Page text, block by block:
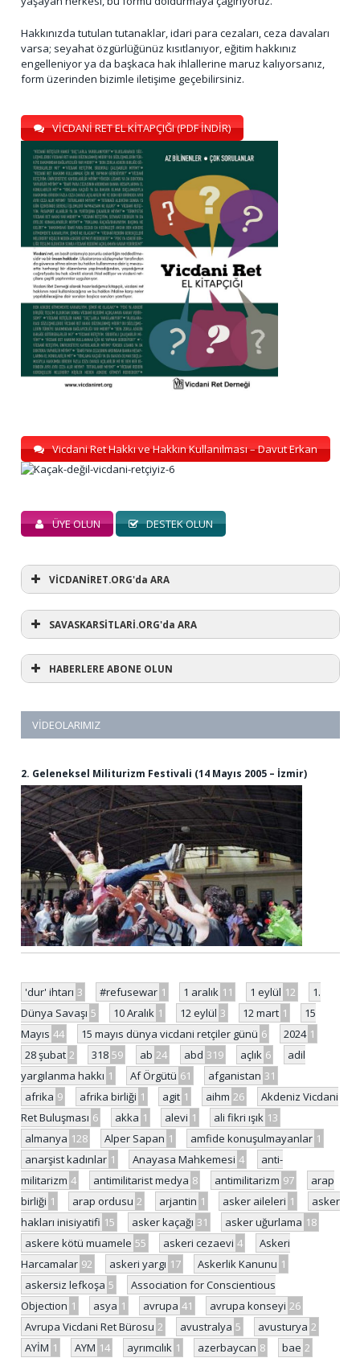
Hakkınızda tutulan tutanaklar, idari para cezaları, ceza davaları
varsa; seyahat özgürlüğünüz kısıtlanıyor, eğitim hakkınız
engelleniyor ya da başkaca hak ihlallerine maruz kalıyorsanız,
form üzerinden bizimle iletişime geçebilirsiniz.
VİCDANİ RET EL KİTAPÇIĞI (PDF İNDİR)
Vicdani Ret Hakkı ve Hakkın Kullanılması – Davut Erkan
ÜYE OLUN DESTEK OLUN
VİCDANİRET.ORG'da ARA
SAVASKARSİTLARİ.ORG'da ARA
HABERLERE ABONE OLUN
VIDEOLARIMIZ
2. Geleneksel Militurizm Festivali (14 Mayıs 2005 – İzmir)
'dur' ihtarı 3 #refusewar 1 1 aralık 11 1 eylül 12
1.
Dünya Savaşı 5 10 Aralık 1 12 eylül 3 12 mart 1
15
Mayıs 44 15 mayıs dünya vicdani retçiler günü 6 2024 1
28 şubat 2 318 59 ab 24 abd 319 açlık 6
adil
yargılanma hakkı 1 Af Örgütü 61 afganistan 31
afrika 9 afrika birliği 1 agit 1 aihm 26
Akdeniz Vicdani
Ret Buluşması 6 akka 1 alevi 1 ali fikri ışık 13
almanya 128 Alper Sapan 1 amfide konuşulmayanlar 1
anarşist kadınlar 1 Anayasa Mahkemesi 4
anti-
militarizm 4 antimilitarist medya 8 antimilitarizm 97
arap
birliği 1 arap ordusu 2 arjantin 1 asker aileleri 1
asker
hakları inisiyatifi 15 asker kaçağı 31 asker uğurlama 18
askere kötü muamele 55 askeri cezaevi 4
Askeri
Harcamalar 92 askeri yargı 17 Askerlik Kanunu 1
askersiz lefkoşa 5
Association for Conscientious
Objection 1 asya 1 avrupa 41 avrupa konseyi 26
Avrupa Vicdani Ret Bürosu 2 avustralya 5 avusturya 2
AYİM 1 AYM 14 ayrımcılık 1 azerbaycan 8 bae 2